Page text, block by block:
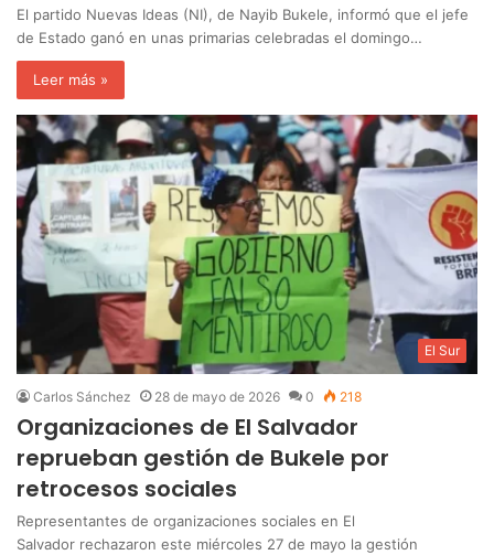
El partido Nuevas Ideas (NI), de Nayib Bukele, informó que el jefe
de Estado ganó en unas primarias celebradas el domingo…
Leer más »
El Sur
Carlos Sánchez 28 de mayo de 2026 0 218
Organizaciones de El Salvador
reprueban gestión de Bukele por
retrocesos sociales
Representantes de organizaciones sociales en El
Salvador rechazaron este miércoles 27 de mayo la gestión